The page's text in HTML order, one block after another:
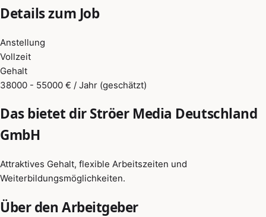
Details zum Job
Anstellung
Vollzeit
Gehalt
38000 - 55000 € / Jahr (geschätzt)
Das bietet dir Ströer Media Deutschland
GmbH
Attraktives Gehalt, flexible Arbeitszeiten und
Weiterbildungsmöglichkeiten.
Über den Arbeitgeber